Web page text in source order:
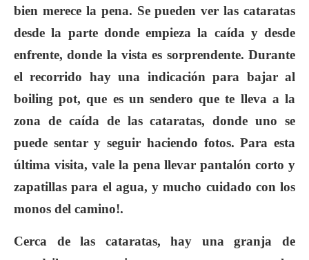
bien merece la pena. Se pueden ver las cataratas
desde la parte donde empieza la caída y desde
enfrente, donde la vista es sorprendente. Durante
el recorrido hay una indicación para bajar al
boiling pot, que es un sendero que te lleva a la
zona de caída de las cataratas, donde uno se
puede sentar y seguir haciendo fotos. Para esta
última visita, vale la pena llevar pantalón corto y
zapatillas para el agua, y mucho cuidado con los
monos del camino!.
Cerca de las cataratas, hay una granja de